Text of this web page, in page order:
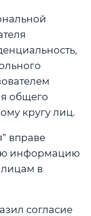
общего
кругу лиц.
вправе
информацию
лицам в
согласие